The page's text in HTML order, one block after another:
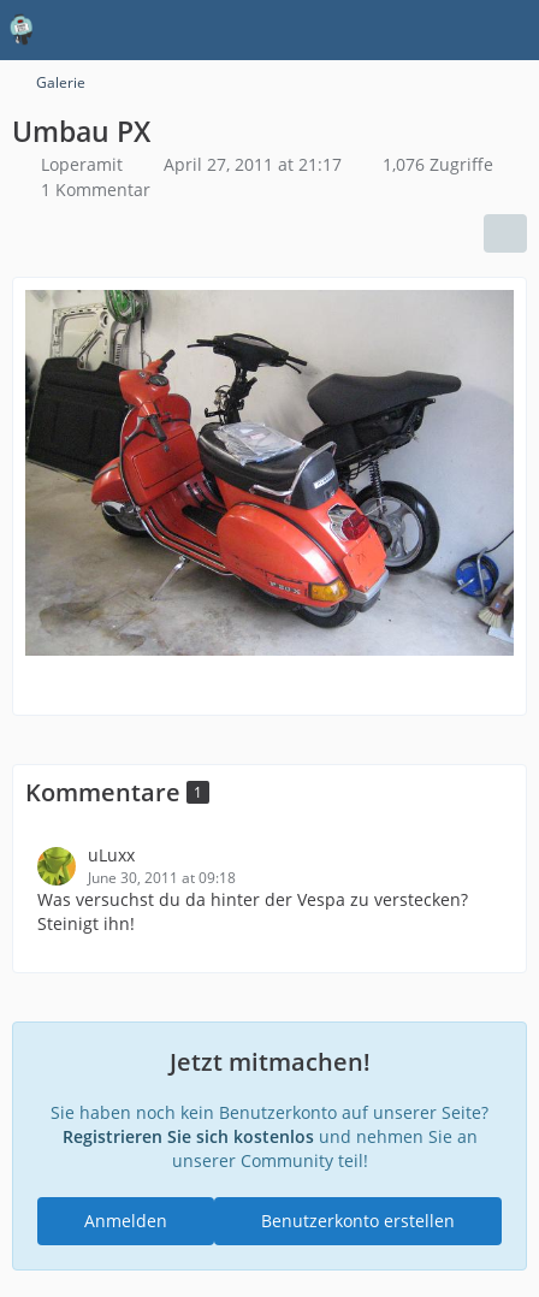
Galerie
Umbau PX
Loperamit April 27, 2011 at 21:17
1,076 Zugriffe
1 Kommentar
Kommentare 1
uLuxx
June 30, 2011 at 09:18
Was versuchst du da hinter der Vespa zu verstecken?
Steinigt ihn!
Jetzt mitmachen!
Sie haben noch kein Benutzerkonto auf unserer Seite?
Registrieren Sie sich kostenlosund nehmen Sie an
unserer Community teil!
Benutzerkonto erstellen
Anmelden